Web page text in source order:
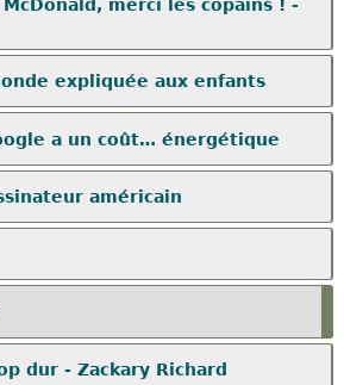
merci les copains ! -
expliquée aux enfants
a un coût… énergétique
américain
dur - Zackary Richard